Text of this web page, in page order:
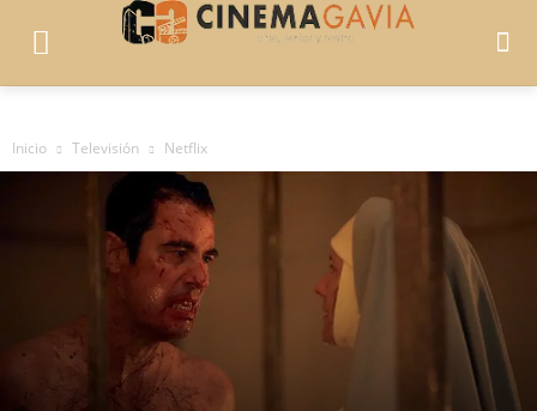
Inicio Televisión Netflix